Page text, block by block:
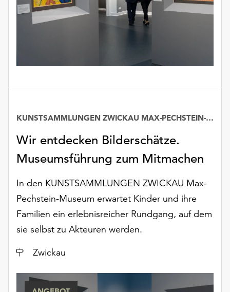
Weitere
Informationen
Impressum
Wir entdecken Bilderschätze.
Museumsführung zum Mitmachen
KUNSTSAMMLUNGEN ZWICKAU MAX-PECHSTEIN-MUSEUM
In den KUNSTSAMMLUNGEN ZWICKAU Max-
Pechstein-Museum erwartet Kinder und ihre
Familien ein erlebnisreicher Rundgang, auf dem
sie selbst zu Akteuren werden.
Ort
Zwickau